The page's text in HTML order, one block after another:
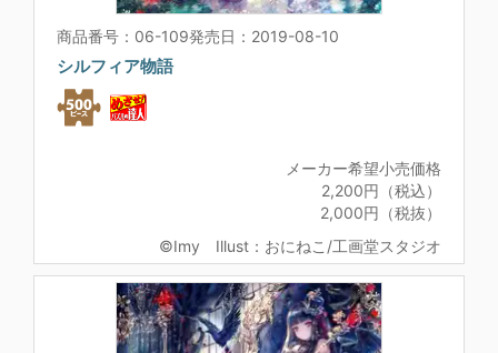
商品番号：06-109発売日：2019-08-10
シルフィア物語
メーカー希望小売価格
2,200円（税込）
2,000円（税抜）
©Imy Illust：おにねこ/工画堂スタジオ